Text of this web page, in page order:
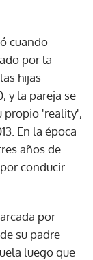
cuando
por la
hijas
y la pareja se
propio 'reality',
En la época
años de
conducir
por
su padre
luego que